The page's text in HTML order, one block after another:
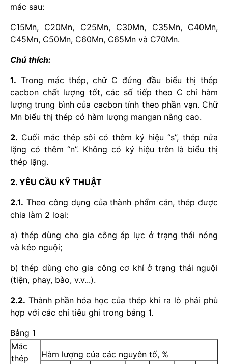
mác sau:
C15Mn, C20Mn, C25Mn, C30Mn, C35Mn, C40Mn,
C45Mn, C50Mn, C60Mn, C65Mn và C70Mn.
Chú thích:
1. Trong mác thép, chữ C đứng đầu biểu thị thép
cacbon chất lượng tốt, các số tiếp theo C chỉ hàm
lượng trung bình của cacbon tính theo phần vạn. Chữ
Mn biểu thị thép có hàm lượng mangan nâng cao.
2. Cuối mác thép sôi có thêm ký hiệu “s”, thép nửa
lặng có thêm “n”. Không có ký hiệu trên là biểu thị
thép lặng.
2. YÊU CẦU KỸ THUẬT
2.1. Theo công dụng của thành phẩm cán, thép được
chia làm 2 loại:
a) thép dùng cho gia công áp lực ở trạng thái nóng
và kéo nguội;
b) thép dùng cho gia công cơ khí ở trạng thái nguội
(tiện, phay, bào, v.v...).
2.2. Thành phần hóa học của thép khi ra lò phải phù
hợp với các chỉ tiêu ghi trong bảng 1.
Bảng 1
Mác
thép
Hàm lượng của các nguyên tố, %